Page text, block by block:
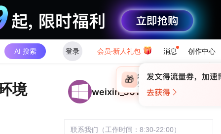
AI 搜索 登录 会员·新人礼包 消息 创作中心
×
🎁 未登录
登录领取最高
境
weixin_30110543
联系我们（工作时间：8:30-22:00）